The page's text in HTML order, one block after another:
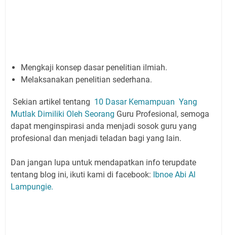
Mengkaji konsep dasar penelitian ilmiah.
Melaksanakan penelitian sederhana.
Sekian artikel tentang 10 Dasar Kemampuan Yang
Mutlak Dimiliki Oleh Seorang Guru Profesional, semoga
dapat menginspirasi anda menjadi sosok guru yang
profesional dan menjadi teladan bagi yang lain.
Dan jangan lupa untuk mendapatkan info terupdate
tentang blog ini, ikuti kami di facebook: Ibnoe Abi Al
Lampungie.